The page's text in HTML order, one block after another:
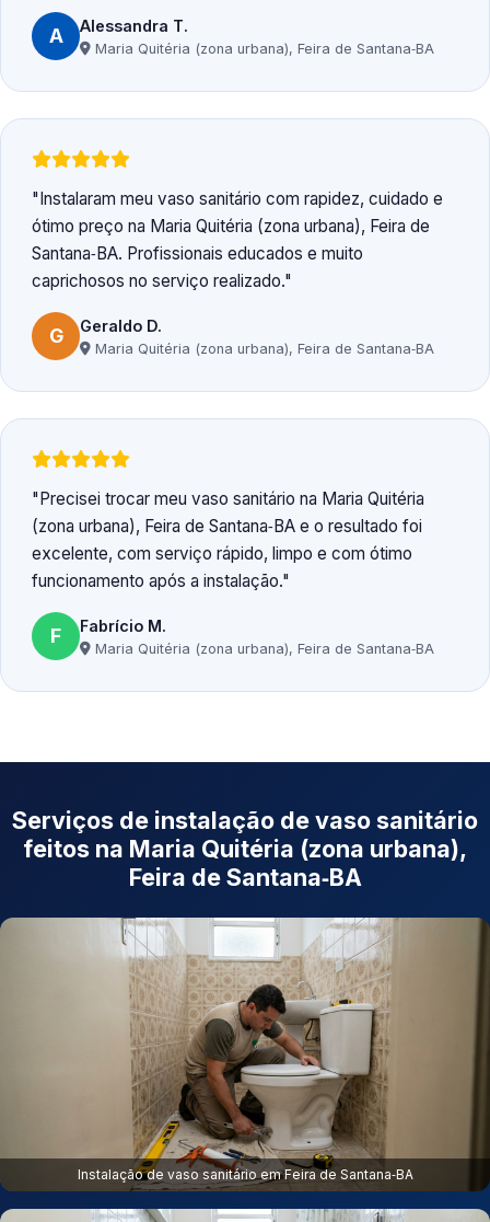
A Alessandra T.
Maria Quitéria (zona urbana), Feira de Santana‑BA
Instalaram meu vaso sanitário com rapidez, cuidado e
ótimo preço na Maria Quitéria (zona urbana), Feira de
Santana‑BA. Profissionais educados e muito
caprichosos no serviço realizado.
G Geraldo D.
Maria Quitéria (zona urbana), Feira de Santana‑BA
Precisei trocar meu vaso sanitário na Maria Quitéria
(zona urbana), Feira de Santana‑BA e o resultado foi
excelente, com serviço rápido, limpo e com ótimo
funcionamento após a instalação.
F Fabrício M.
Maria Quitéria (zona urbana), Feira de Santana‑BA
Serviços de instalação de vaso sanitário
feitos na Maria Quitéria (zona urbana),
Feira de Santana‑BA
Instalação de vaso sanitário em Feira de Santana‑BA